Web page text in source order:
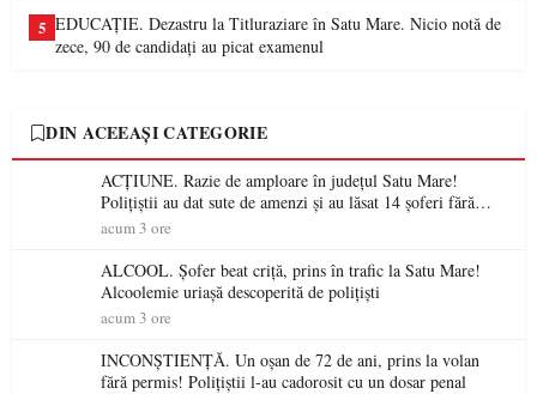
5 EDUCAȚIE. Dezastru la Titluraziare în Satu Mare. Nicio notă de
zece, 90 de candidați au picat examenul
DIN ACEEAȘI CATEGORIE
ACȚIUNE. Razie de amploare în județul Satu Mare!
Polițiștii au dat sute de amenzi și au lăsat 14 șoferi fără
permis într-o singură zi
acum 3 ore
ALCOOL. Șofer beat criță, prins în trafic la Satu Mare!
Alcoolemie uriașă descoperită de polițiști
acum 3 ore
INCONȘTIENȚĂ. Un oșan de 72 de ani, prins la volan
fără permis! Polițiștii l-au cadorosit cu un dosar penal